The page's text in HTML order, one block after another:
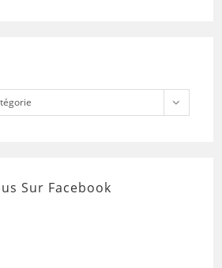
Sur Facebook